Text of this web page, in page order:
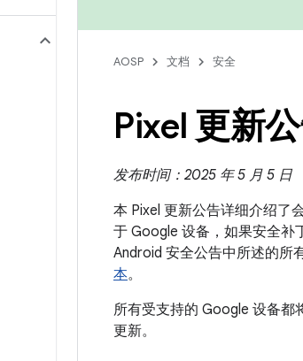
AOSP 文档 安全
Pixel 更新
发布时间：2025 年 5 月 5 日
本 Pixel 更新公告详细介绍了
于 Google 设备，如果安全
Android 安全公告中所述的所
本。
所有受支持的 Google 设备
更新。